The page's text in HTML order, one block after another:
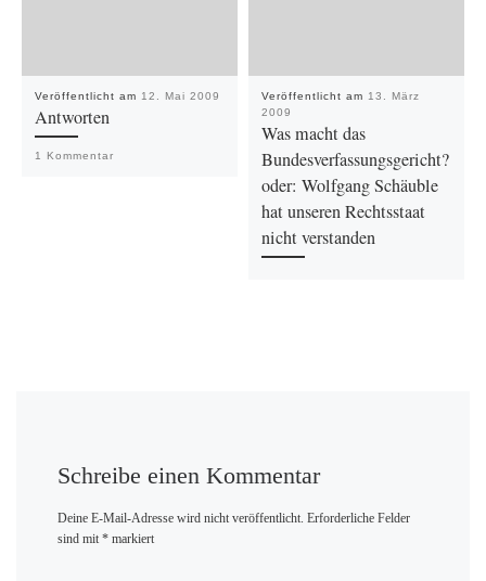
Veröffentlicht am 12. Mai 2009
Antworten
1 Kommentar
Veröffentlicht am 13. März
2009
Was macht das
Bundesverfassungsgericht?
oder: Wolfgang Schäuble
hat unseren Rechtsstaat
nicht verstanden
Schreibe einen Kommentar
Deine E-Mail-Adresse wird nicht veröffentlicht. Erforderliche Felder
sind mit *markiert